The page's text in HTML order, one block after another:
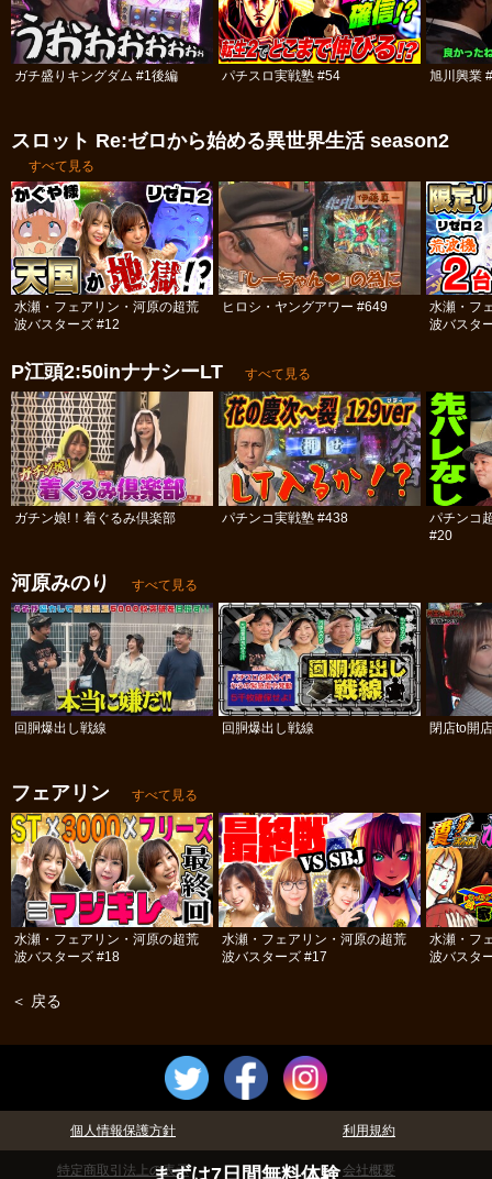
まずは7日間無料体験
ガチ盛りキングダム #1後編 パチスロ実戦塾 #54 旭川興業
スロット Re:ゼロから始める異世界生活 season2
すべて見る
水瀬・フェアリン・河原の超荒
波バスターズ #12
ヒロシ・ヤングアワー #649
水瀬・フ
波バスタ
P江頭2:50inナナシーLT すべて見る
ガチン娘!！着ぐるみ倶楽部 パチンコ実戦塾 #438
パチンコ
#20
河原みのり すべて見る
回胴爆出し戦線 回胴爆出し戦線 閉店to開
フェアリン すべて見る
水瀬・フェアリン・河原の超荒
波バスターズ #18
水瀬・フェアリン・河原の超荒
波バスターズ #17
水瀬・フ
波バスタ
＜ 戻る
個人情報保護方針 利用規約
特定商取引法上の表示 会社概要